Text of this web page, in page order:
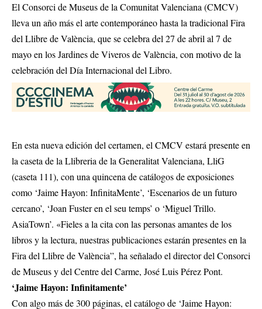
El Consorci de Museus de la Comunitat Valenciana (CMCV)
lleva un año más el arte contemporáneo hasta la tradicional Fira
del Llibre de València, que se celebra del 27 de abril al 7 de
mayo en los Jardines de Viveros de València, con motivo de la
celebración del Día Internacional del Libro.
En esta nueva edición del certamen, el CMCV estará presente en
la caseta de la Llibreria de la Generalitat Valenciana, LliG
(caseta 111), con una quincena de catálogos de exposiciones
como ‘Jaime Hayon: InfinitaMente’, ‘Escenarios de un futuro
cercano’, ‘Joan Fuster en el seu temps’ o ‘Miguel Trillo.
AsiaTown’. «Fieles a la cita con las personas amantes de los
libros y la lectura, nuestras publicaciones estarán presentes en la
Fira del Llibre de València”, ha señalado el director del Consorci
de Museus y del Centre del Carme, José Luis Pérez Pont.
‘Jaime Hayon: Infinitamente’
Con algo más de 300 páginas, el catálogo de ‘Jaime Hayon: